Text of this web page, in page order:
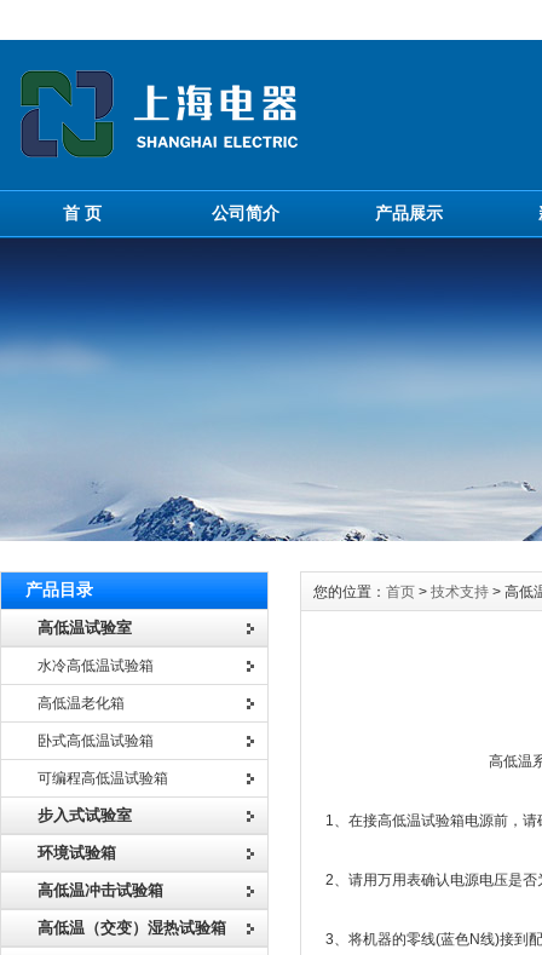
首 页 公司简介 产品展示
产品目录
高低温试验室
水冷高低温试验箱
高低温老化箱
卧式高低温试验箱
可编程高低温试验箱
步入式试验室
环境试验箱
高低温冲击试验箱
高低温（交变）湿热试验箱
您的位置： 首页 > 技术支持 > 高低
高低温系列试验箱
1、在接高低温试验箱电源前，
2、请用万用表确认电源电压是
3、将机器的零线(蓝色N线)接到